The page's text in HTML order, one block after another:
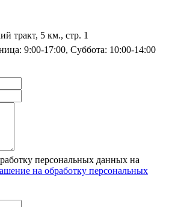
тракт, 5 км., стр. 1
9:00-17:00, Суббота: 10:00-14:00
персональных данных на
на обработку персональных